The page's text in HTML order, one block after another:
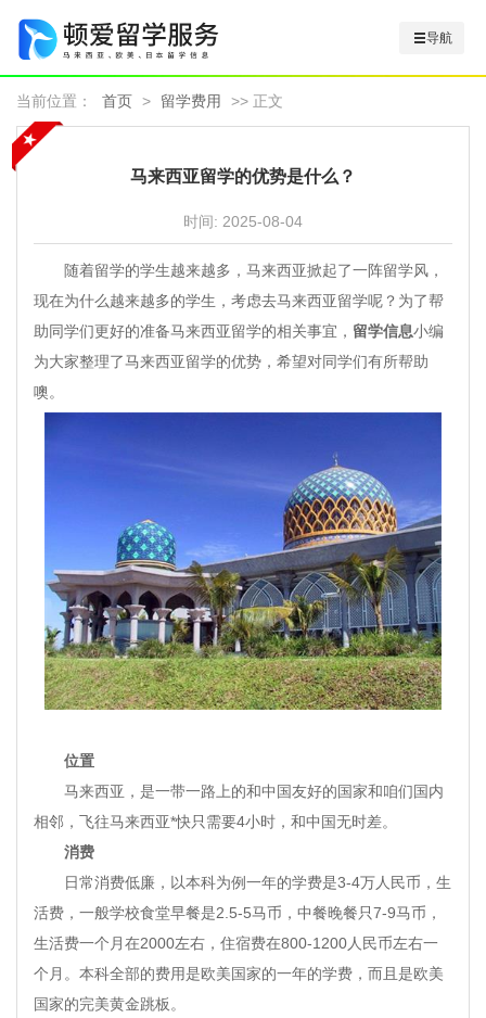
导航
当前位置： 首页 > 留学费用 >> 正文
马来西亚留学的优势是什么？
时间: 2025-08-04
随着留学的学生越来越多，马来西亚掀起了一阵留学风，
现在为什么越来越多的学生，考虑去马来西亚留学呢？为了帮
助同学们更好的准备马来西亚留学的相关事宜， 留学信息小编
为大家整理了马来西亚留学的优势，希望对同学们有所帮助
噢。
位置
马来西亚，是一带一路上的和中国友好的国家和咱们国内
相邻，飞往马来西亚*快只需要4小时，和中国无时差。
消费
日常消费低廉，以本科为例一年的学费是3-4万人民币，生
活费，一般学校食堂早餐是2.5-5马币，中餐晚餐只7-9马币，
生活费一个月在2000左右，住宿费在800-1200人民币左右一
个月。本科全部的费用是欧美国家的一年的学费，而且是欧美
国家的完美黄金跳板。